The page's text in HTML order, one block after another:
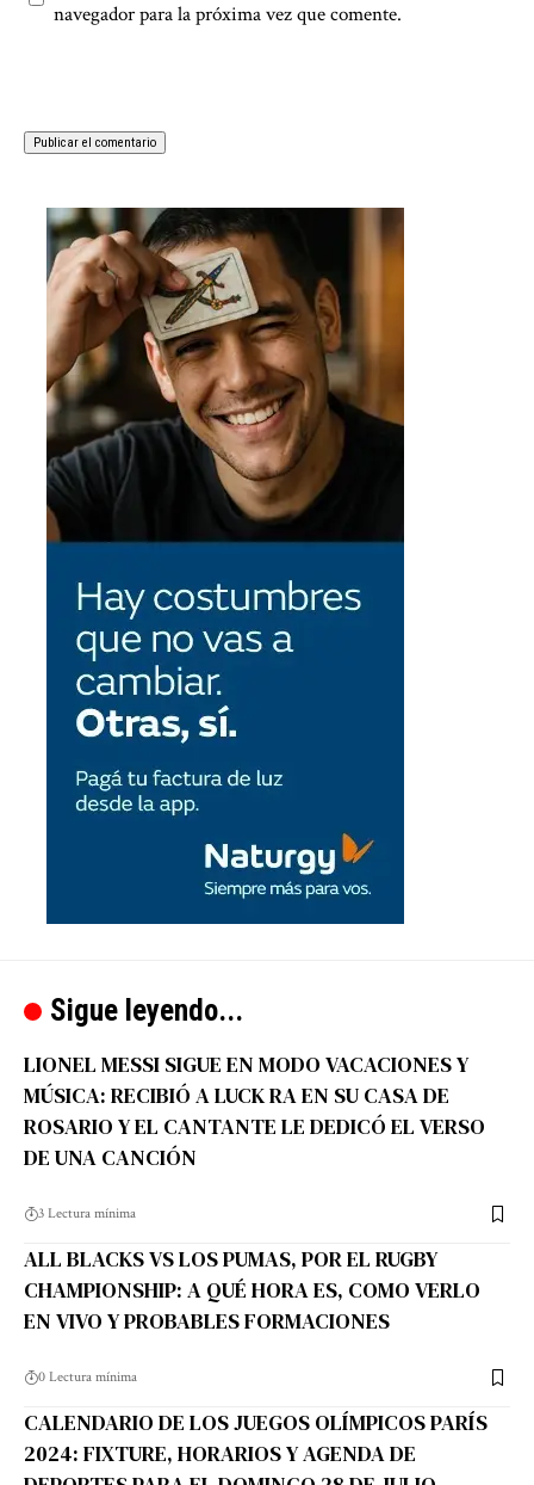
navegador para la próxima vez que comente.
Sigue leyendo...
LIONEL MESSI SIGUE EN MODO VACACIONES Y
MÚSICA: RECIBIÓ A LUCK RA EN SU CASA DE
ROSARIO Y EL CANTANTE LE DEDICÓ EL VERSO
DE UNA CANCIÓN
3 Lectura mínima
ALL BLACKS VS LOS PUMAS, POR EL RUGBY
CHAMPIONSHIP: A QUÉ HORA ES, COMO VERLO
EN VIVO Y PROBABLES FORMACIONES
0 Lectura mínima
CALENDARIO DE LOS JUEGOS OLÍMPICOS PARÍS
2024: FIXTURE, HORARIOS Y AGENDA DE